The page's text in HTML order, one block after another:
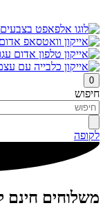
0
חיפוש
לקופה
משלוחים חינם